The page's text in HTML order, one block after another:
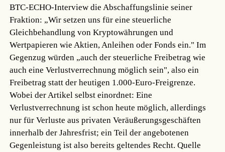
BTC-ECHO-Interview die Abschaffungslinie seiner
Fraktion: „Wir setzen uns für eine steuerliche
Gleichbehandlung von Kryptowährungen und
Wertpapieren wie Aktien, Anleihen oder Fonds ein." Im
Gegenzug würden „auch der steuerliche Freibetrag wie
auch eine Verlustverrechnung möglich sein", also ein
Freibetrag statt der heutigen 1.000-Euro-Freigrenze.
Wobei der Artikel selbst einordnet: Eine
Verlustverrechnung ist schon heute möglich, allerdings
nur für Verluste aus privaten Veräußerungsgeschäften
innerhalb der Jahresfrist; ein Teil der angebotenen
Gegenleistung ist also bereits geltendes Recht.Quelle